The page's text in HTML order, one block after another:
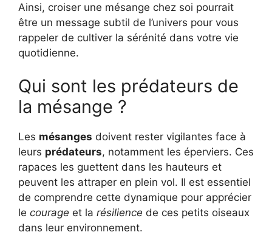
Ainsi, croiser une mésange chez soi pourrait
être un message subtil de l’univers pour vous
rappeler de cultiver la sérénité dans votre vie
quotidienne.
Qui sont les prédateurs de
la mésange ?
Les mésanges doivent rester vigilantes face à
leurs prédateurs, notamment les éperviers. Ces
rapaces les guettent dans les hauteurs et
peuvent les attraper en plein vol. Il est essentiel
de comprendre cette dynamique pour apprécier
le courage et la résilience de ces petits oiseaux
dans leur environnement.